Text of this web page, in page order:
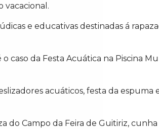
vacacional.
e educativas destinadas á
caso da Festa Acuática na Piscina
acuáticos, festa da espuma
do Campo da Feira de Guitiriz,